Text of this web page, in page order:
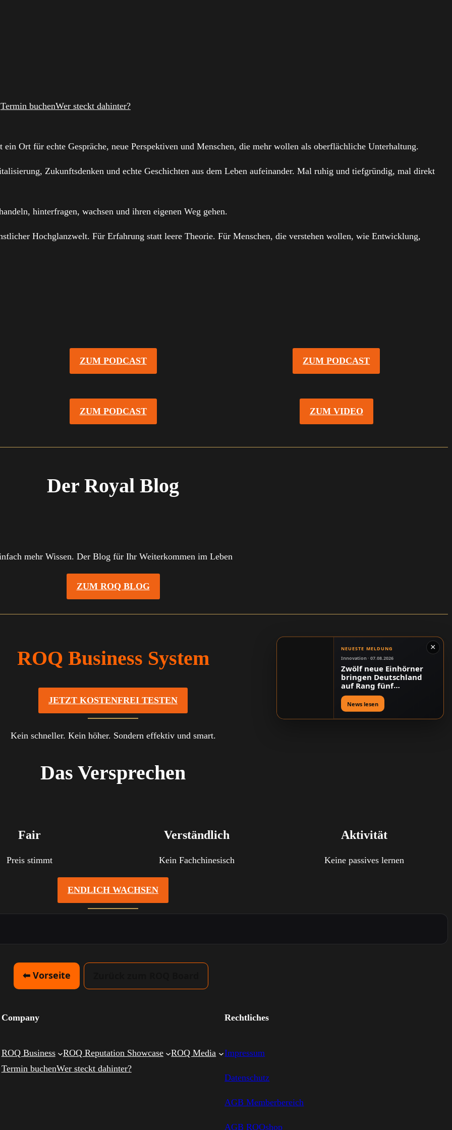
Termin buchenWer steckt dahinter?
Ort für echte Gespräche, neue Perspektiven und Menschen, die mehr wollen als oberflächliche Unterhaltung.
Zukunftsdenken und echte Geschichten aus dem Leben aufeinander. Mal ruhig und tiefgründig, mal direkt
hinterfragen, wachsen und ihren eigenen Weg gehen.
Hochglanzwelt. Für Erfahrung statt leere Theorie. Für Menschen, die verstehen wollen, wie Entwicklung,
ZUM PODCAST ZUM PODCAST
ZUM PODCAST ZUM VIDEO
Der Royal Blog
mehr Wissen. Der Blog für Ihr Weiterkommen im Leben
ZUM ROQ BLOG
ROQ Business System
JETZT KOSTENFREI TESTEN
Kein schneller. Kein höher. Sondern effektiv und smart.
Das Versprechen
Fair
Preis stimmt
Verständlich
Kein Fachchinesisch
Aktivität
Keine passives lernen
ENDLICH WACHSEN
⬅ Vorseite
Company
ROQ Business ROQ Reputation Showcase
ROQ Media
Termin buchenWer steckt dahinter?
Rechtliches
Impressum
Datenschutz
AGB Memberbereich
AGB ROQshop
×
NEUESTE MELDUNG
Innovation · 07.08.2026
Zwölf neue Einhörner
bringen Deutschland
auf Rang fünf
weltweit
News lesen